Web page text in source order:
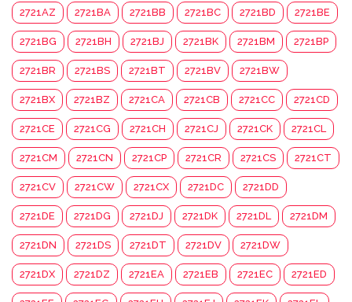
2721AZ 2721BA 2721BB 2721BC 2721BD 2721BE
2721BG 2721BH 2721BJ 2721BK 2721BM 2721BP
2721BR 2721BS 2721BT 2721BV 2721BW
2721BX 2721BZ 2721CA 2721CB 2721CC 2721CD
2721CE 2721CG 2721CH 2721CJ 2721CK 2721CL
2721CM 2721CN 2721CP 2721CR 2721CS 2721CT
2721CV 2721CW 2721CX 2721DC 2721DD
2721DE 2721DG 2721DJ 2721DK 2721DL 2721DM
2721DN 2721DS 2721DT 2721DV 2721DW
2721DX 2721DZ 2721EA 2721EB 2721EC 2721ED